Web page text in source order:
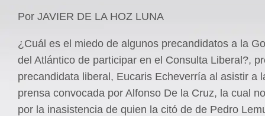
Por JAVIER DE LA HOZ LUNA
¿Cuál es el miedo de algunos precandidatos a la
del Atlántico de participar en el Consulta Liberal?,
precandidata liberal, Eucaris Echeverría al asistir a
prensa convocada por Alfonso De la Cruz, la cual
por la inasistencia de quien la citó de de Pedro